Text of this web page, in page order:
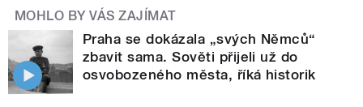
MOHLO BY VÁS ZAJÍMAT
Praha se dokázala „svých Němců“
zbavit sama. Sověti přijeli už do
osvobozeného města, říká historik